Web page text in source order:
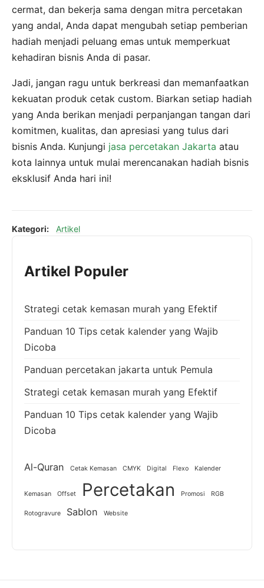
cermat, dan bekerja sama dengan mitra percetakan
yang andal, Anda dapat mengubah setiap pemberian
hadiah menjadi peluang emas untuk memperkuat
kehadiran bisnis Anda di pasar.
Jadi, jangan ragu untuk berkreasi dan memanfaatkan
kekuatan produk cetak custom. Biarkan setiap hadiah
yang Anda berikan menjadi perpanjangan tangan dari
komitmen, kualitas, dan apresiasi yang tulus dari
bisnis Anda. Kunjungi jasa percetakan Jakarta atau
kota lainnya untuk mulai merencanakan hadiah bisnis
eksklusif Anda hari ini!
Kategori: Artikel
Artikel Populer
Strategi cetak kemasan murah yang Efektif
Panduan 10 Tips cetak kalender yang Wajib
Dicoba
Panduan percetakan jakarta untuk Pemula
Strategi cetak kemasan murah yang Efektif
Panduan 10 Tips cetak kalender yang Wajib
Dicoba
Al-Quran Cetak Kemasan CMYK Digital Flexo Kalender
Kemasan Offset Percetakan Promosi RGB
Rotogravure Sablon Website